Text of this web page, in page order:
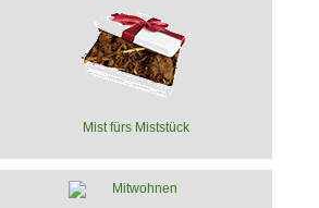
Mist fürs Miststück